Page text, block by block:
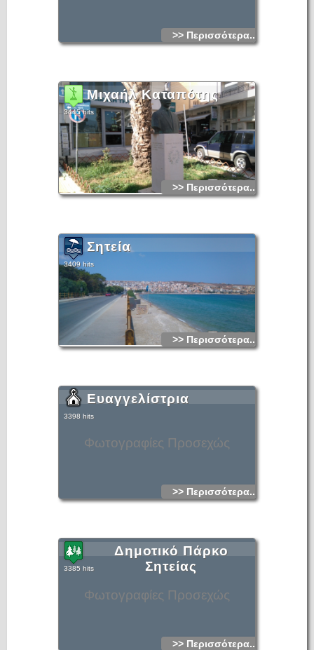
>> Περισσότερα...
Μιχαήλ Καταπότης
3445 hits
>> Περισσότερα...
Σητεία
3409 hits
>> Περισσότερα...
Φωτογραφίες Προσεχώς
Ευαγγελίστρια
3398 hits
>> Περισσότερα...
Φωτογραφίες Προσεχώς
Δημοτικό Πάρκο
Σητείας
3385 hits
>> Περισσότερα...